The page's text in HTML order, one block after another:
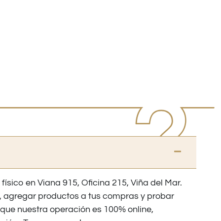
en Viana 915, Oficina 215, Viña del Mar.
agregar productos a tus compras y probar
nuestra operación es 100% online,